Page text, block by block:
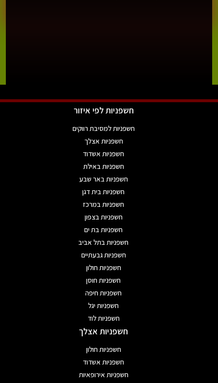
חשפניות לפי איזור
חשפניות למסיבת רווקים
חשפניות אצלך
חשפניות אשדוד
חשפניות באילת
חשפניות באר שבע
חשפניות בית דגן
חשפניות במרכז
חשפניות בצפון
חשפניות בת ים
חשפניות בתל אביב
חשפניות גבעתיים
חשפניות חולון
חשפניות חוסן
חשפניות חיפה
חשפניות יגל
חשפניות לוד
חשפניות אצלך
חשפניות חולון
חשפניות אשדוד
חשפניות אירופאיות